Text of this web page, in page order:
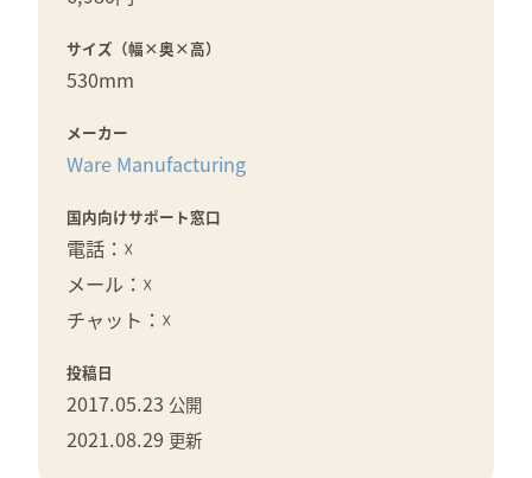
サイズ（幅×奥×高）
530mm
メーカー
Ware Manufacturing
国内向けサポート窓口
電話：☓
メール：☓
チャット：☓
投稿日
2017.05.23 公開
2021.08.29 更新